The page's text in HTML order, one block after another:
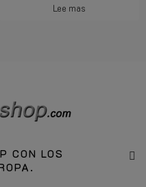
Lee mas
CON LOS